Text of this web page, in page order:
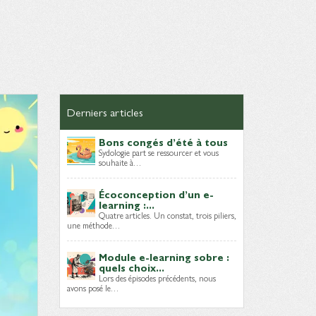
Derniers articles
Bons congés d’été à tous
Sydologie part se ressourcer et vous
souhaite à…
Écoconception d’un e-
learning :...
Quatre articles. Un constat, trois piliers,
une méthode…
Module e-learning sobre :
quels choix...
Lors des épisodes précédents, nous
avons posé le…